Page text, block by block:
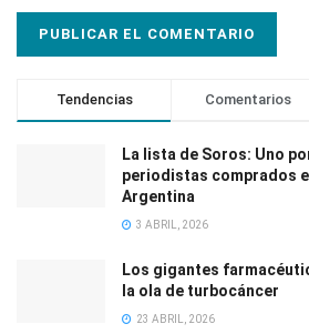
Tendencias Comentarios
La lista de Soros: Uno
periodistas comprados
Argentina
3 ABRIL, 2026
Los gigantes
la ola de turbocáncer
23 ABRIL, 2026